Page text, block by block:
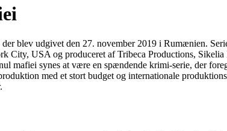
blev udgivet den 27. november 2019 i Rumænien.
City, USA og produceret af Tribeca Productions,
mafiei synes at være en spændende krimi-serie, der
med et stort budget og internationale